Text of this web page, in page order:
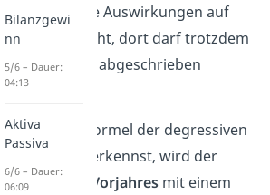
allerdings keine Auswirkungen auf
das Handelsrecht, dort darf trotzdem
noch degressiv abgeschrieben
werden.
Wie du in der Formel der degressiven
Abschreibung erkennst, wird der
Buchwert des Vorjahres mit einem
Bilanzgewi
nn
5/6 – Dauer:
04:13
Aktiva
Passiva
6/6 – Dauer:
06:09